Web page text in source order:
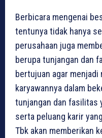
Berbicara mengenai
tentunya tidak hanya
perusahaan juga
berupa tunjangan dan
bertujuan agar
karyawannya dalam
tunjangan dan fasilitas
serta peluang karir
Tbk akan memberikan